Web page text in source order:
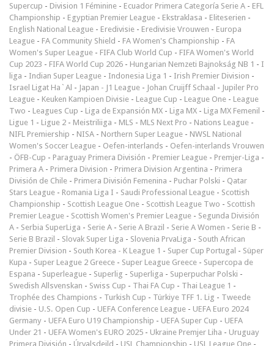
Supercup - Division 1 Féminine - Ecuador Primera Categoría Serie A - EFL
Championship - Egyptian Premier League - Ekstraklasa - Eliteserien -
English National League - Eredivisie - Eredivisie Vrouwen - Europa
League - FA Community Shield - FA Women's Championship - FA
Women's Super League - FIFA Club World Cup - FIFA Women's World
Cup 2023 - FIFA World Cup 2026 - Hungarian Nemzeti Bajnokság NB 1 - I
liga - Indian Super League - Indonesia Liga 1 - Irish Premier Division -
Israel Ligat Ha`Al - Japan - J1 League - Johan Cruijff Schaal - Jupiler Pro
League - Keuken Kampioen Divisie - League Cup - League One - League
Two - Leagues Cup - Liga de Expansión MX - Liga MX - Liga MX Femenil -
Ligue 1 - Ligue 2 - Meistriliiga - MLS - MLS Next Pro - Nations League -
NIFL Premiership - NISA - Northern Super League - NWSL National
Women's Soccer League - Oefen-interlands - Oefen-interlands Vrouwen
- ÖFB-Cup - Paraguay Primera División - Premier League - Premjer-Liga -
Primera A - Primera Division - Primera Division Argentina - Primera
División de Chile - Primera División Femenina - Puchar Polski - Qatar
Stars League - Romania Liga I - Saudi Professional League - Scottish
Championship - Scottish League One - Scottish League Two - Scottish
Premier League - Scottish Women's Premier League - Segunda División
A - Serbia SuperLiga - Serie A - Serie A Brazil - Serie A Women - Serie B -
Serie B Brazil - Slovak Super Liga - Slovenia PrvaLiga - South African
Premier Division - South Korea - K League 1 - Super Cup Portugal - Süper
Kupa - Super League 2 Greece - Super League Greece - Supercopa de
Espana - Superleague - Superlig - Superliga - Superpuchar Polski -
Swedish Allsvenskan - Swiss Cup - Thai FA Cup - Thai League 1 -
Trophée des Champions - Turkish Cup - Türkiye TFF 1. Lig - Tweede
divisie - U.S. Open Cup - UEFA Conference League - UEFA Euro 2024
Germany - UEFA Euro U19 Championship - UEFA Super Cup - UEFA
Under 21 - UEFA Women's EURO 2025 - Ukraine Premjer Liha - Uruguay
Primera División - Úrvalsdeild - USL Championship - USL League One -